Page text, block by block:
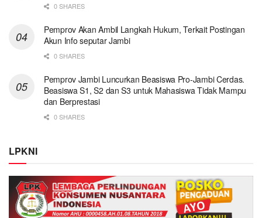
0 SHARES
Pemprov Akan Ambil Langkah Hukum, Terkait Postingan
Akun Info seputar Jambi
0 SHARES
Pemprov Jambi Luncurkan Beasiswa Pro-Jambi Cerdas.
Beasiswa S1, S2 dan S3 untuk Mahasiswa Tidak Mampu
dan Berprestasi
0 SHARES
LPKNI